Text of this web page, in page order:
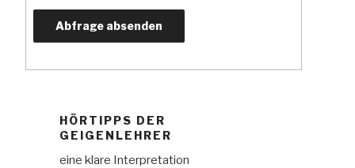
HÖRTIPPS DER
GEIGENLEHRER
eine klare Interpretation